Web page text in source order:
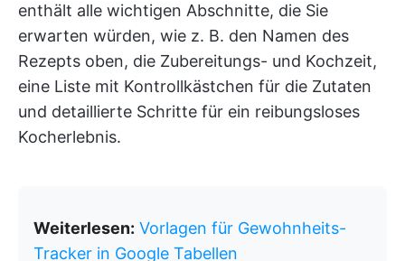
enthält alle wichtigen Abschnitte, die Sie
erwarten würden, wie z. B. den Namen des
Rezepts oben, die Zubereitungs- und Kochzeit,
eine Liste mit Kontrollkästchen für die Zutaten
und detaillierte Schritte für ein reibungsloses
Kocherlebnis.
Weiterlesen: Vorlagen für Gewohnheits-
Tracker in Google Tabellen